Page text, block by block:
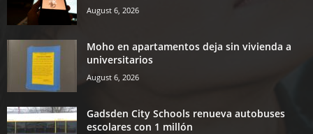
August 6, 2026
Moho en apartamentos deja sin vivienda a
universitarios
August 6, 2026
Gadsden City Schools renueva autobuses
escolares con 1 millón